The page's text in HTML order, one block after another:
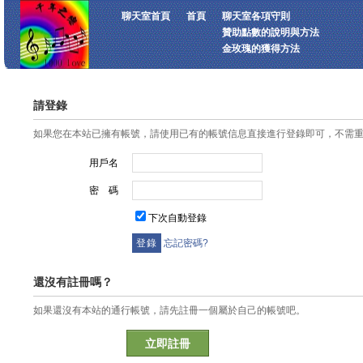
聊天室首頁 首頁
聊天室各項守則
贊助點數的說明與方法
金玫瑰的獲得方法
請登錄
如果您在本站已擁有帳號，請使用已有的帳號信息直接進行登錄即可，不需
用戶名
密 碼
下次自動登錄
忘記密碼?
還沒有註冊嗎？
如果還沒有本站的通行帳號，請先註冊一個屬於自己的帳號吧。
立即註冊